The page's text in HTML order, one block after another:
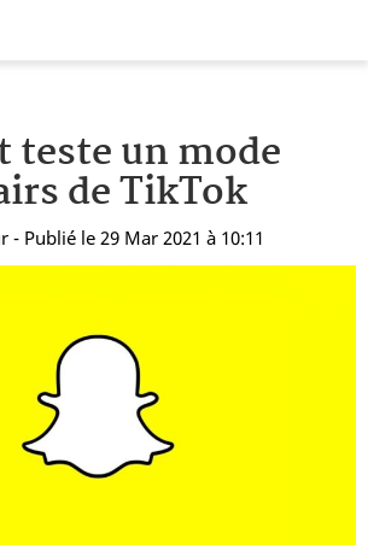
teste un mode
de TikTok
- Publié le 29 Mar 2021 à 10:11